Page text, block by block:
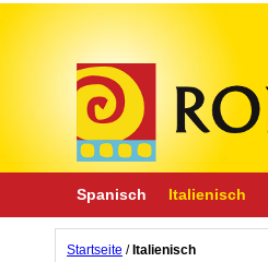
Spanisch Italienisch
Startseite / Italienisch